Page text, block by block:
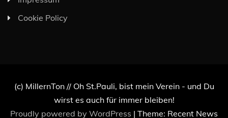
Cookie Policy
(c) MillernTon // Oh St.Pauli, bist mein Verein - und Du
wirst es auch für immer bleiben!
Proudly powered by WordPress | Theme: Recent News